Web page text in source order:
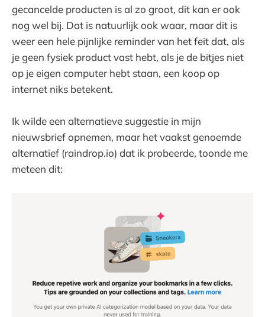
gecancelde producten is al zo groot, dit kan er ook
nog wel bij. Dat is natuurlijk ook waar, maar dit is
weer een hele pijnlijke reminder van het feit dat, als
je geen fysiek product vast hebt, als je de bitjes niet
op je eigen computer hebt staan, een koop op
internet niks betekent.
Ik wilde een alternatieve suggestie in mijn
nieuwsbrief opnemen, maar het vaakst genoemde
alternatief (raindrop.io) dat ik probeerde, toonde me
meteen dit: